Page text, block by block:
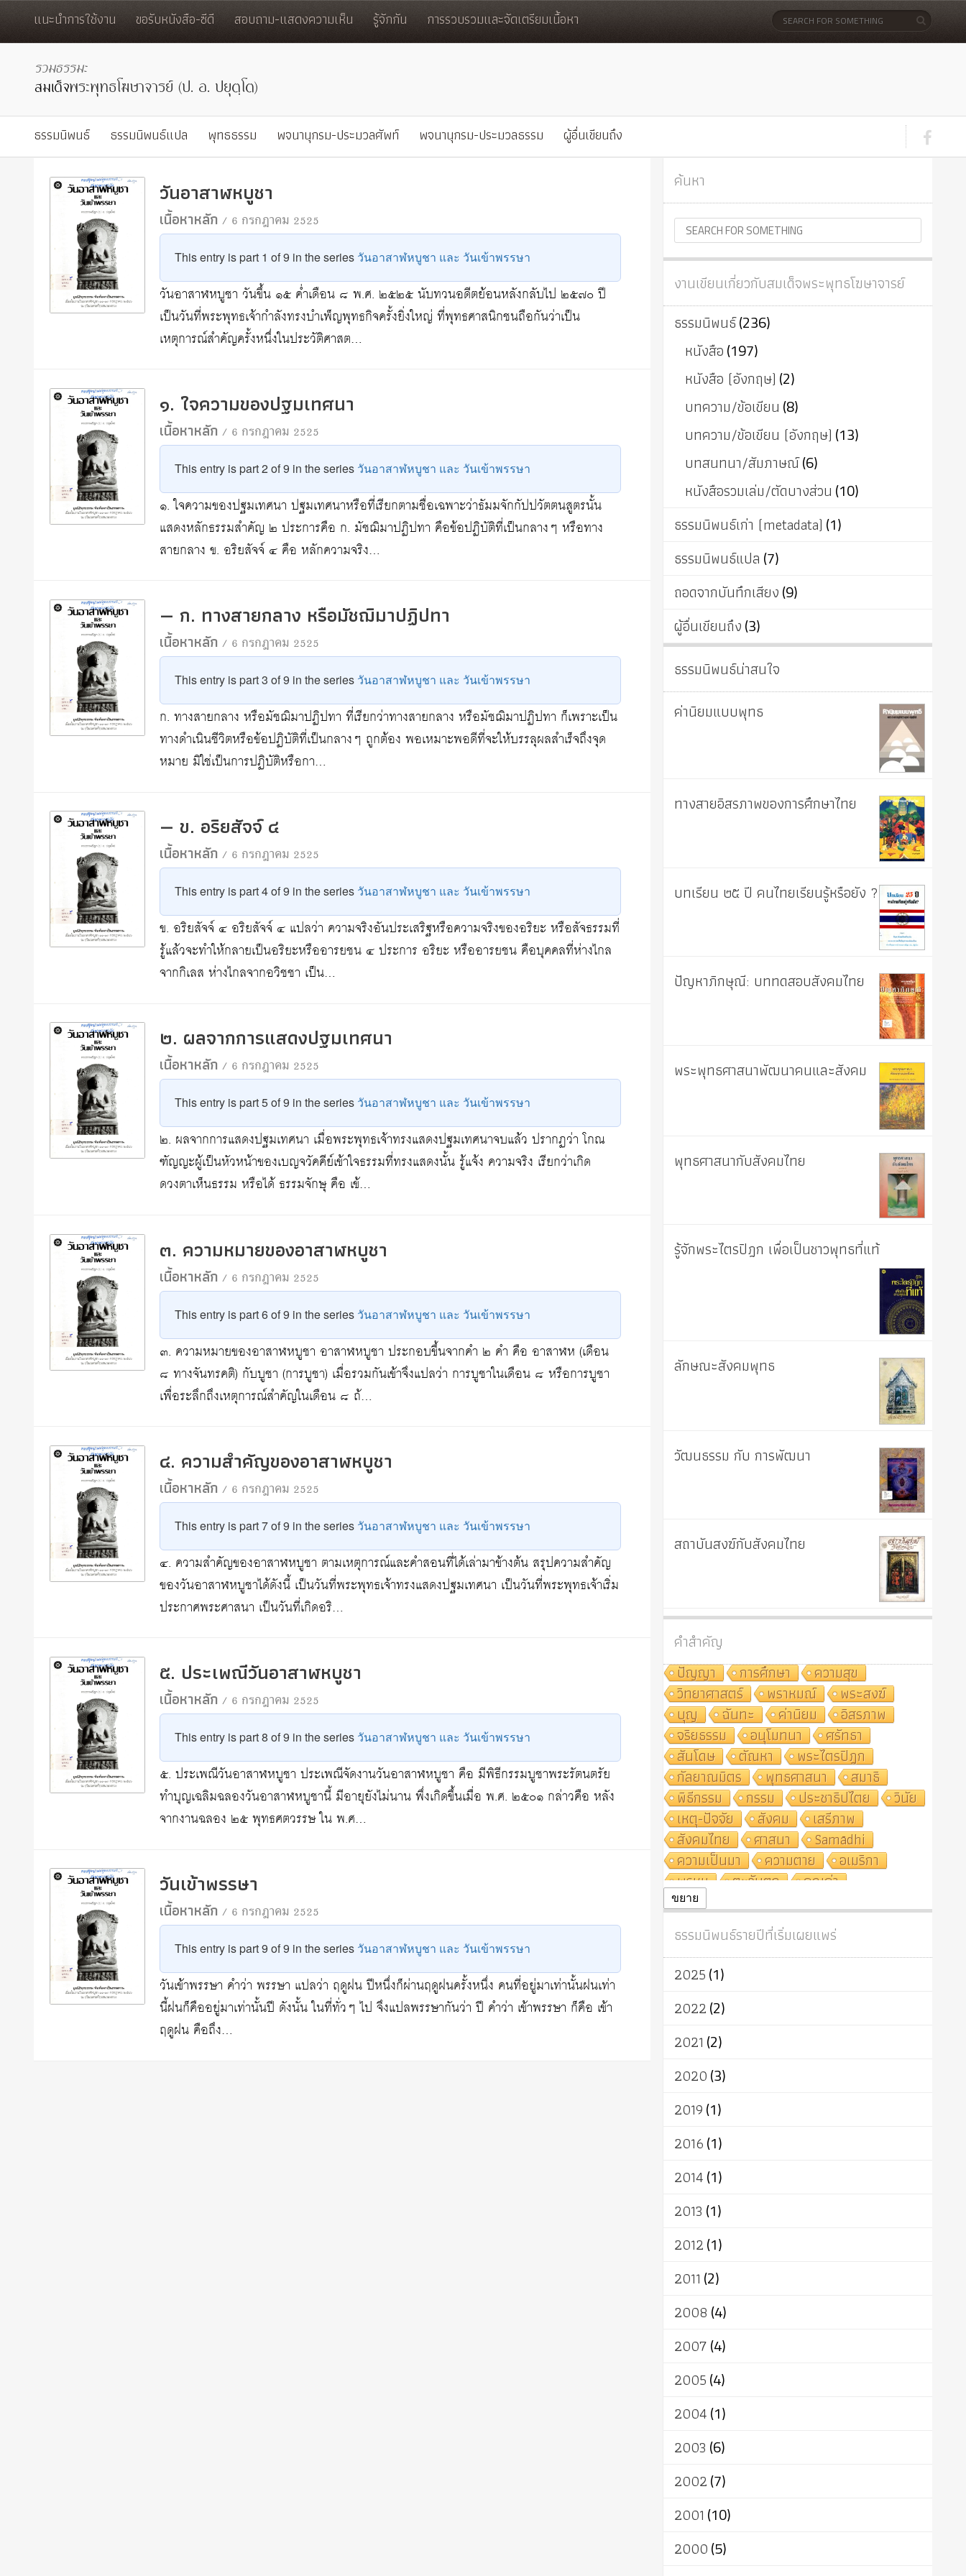
แนะนำการใช้งาน ขอรับหนังสือ-ซีดี สอบถาม-แสดงความเห็น รู้จักกัน การรวบรวมและจัดเตรียมเนื้อหา
ธรรมนิพนธ์ ธรรมนิพนธ์แปล พุทธธรรม พจนานุกรม-ประมวลศัพท์ พจนานุกรม-ประมวลธรรม ผู้อื่นเขียนถึง
วันอาสาฬหบูชา
เนื้อหาหลัก/ 6 กรกฎาคม 2525
This entry is part 1 of 9 in the series วันอาสาฬหบูชา และ วันเข้าพรรษา
วันอาสาฬหบูชา วันขึ้น ๑๕ ค่ำเดือน ๘ พ.ศ. ๒๕๒๕ นับทวนอดีตย้อนหลังกลับไป ๒๕๗๐ ปี
เป็นวันที่พระพุทธเจ้ากำลังทรงบำเพ็ญพุทธกิจครั้งยิ่งใหญ่ ที่พุทธศาสนิกชนถือกันว่าเป็น
เหตุการณ์สำคัญครั้งหนึ่งในประวัติศาสต…
๑. ใจความของปฐมเทศนา
เนื้อหาหลัก/ 6 กรกฎาคม 2525
This entry is part 2 of 9 in the series วันอาสาฬหบูชา และ วันเข้าพรรษา
๑. ใจความของปฐมเทศนา ปฐมเทศนาหรือที่เรียกตามชื่อเฉพาะว่าธัมมจักกัปปวัตตนสูตรนั้น
แสดงหลักธรรมสำคัญ ๒ ประการคือ ก. มัชฌิมาปฏิปทา คือข้อปฏิบัติที่เป็นกลางๆ หรือทาง
สายกลาง ข. อริยสัจจ์ ๔ คือ หลักความจริง…
— ก. ทางสายกลาง หรือมัชฌิมาปฏิปทา
เนื้อหาหลัก/ 6 กรกฎาคม 2525
This entry is part 3 of 9 in the series วันอาสาฬหบูชา และ วันเข้าพรรษา
ก. ทางสายกลาง หรือมัชฌิมาปฏิปทา ที่เรียกว่าทางสายกลาง หรือมัชฌิมาปฏิปทา ก็เพราะเป็น
ทางดำเนินชีวิตหรือข้อปฏิบัติที่เป็นกลางๆ ถูกต้อง พอเหมาะพอดีที่จะให้บรรลุผลสำเร็จถึงจุด
หมาย มิใช่เป็นการปฏิบัติหรือกา…
— ข. อริยสัจจ์ ๔
เนื้อหาหลัก/ 6 กรกฎาคม 2525
This entry is part 4 of 9 in the series วันอาสาฬหบูชา และ วันเข้าพรรษา
ข. อริยสัจจ์ ๔ อริยสัจจ์ ๔ แปลว่า ความจริงอันประเสริฐหรือความจริงของอริยะ หรือสัจธรรมที่
รู้แล้วจะทำให้กลายเป็นอริยะหรืออารยชน ๔ ประการ อริยะ หรืออารยชน คือบุคคลที่ห่างไกล
จากกิเลส ห่างไกลจากอวิชชา เป็น…
๒. ผลจากการแสดงปฐมเทศนา
เนื้อหาหลัก/ 6 กรกฎาคม 2525
This entry is part 5 of 9 in the series วันอาสาฬหบูชา และ วันเข้าพรรษา
๒. ผลจากการแสดงปฐมเทศนา เมื่อพระพุทธเจ้าทรงแสดงปฐมเทศนาจบแล้ว ปรากฏว่า โกณ
ฑัญญะผู้เป็นหัวหน้าของเบญจวัคคีย์เข้าใจธรรมที่ทรงแสดงนั้น รู้แจ้ง ความจริง เรียกว่าเกิด
ดวงตาเห็นธรรม หรือได้ ธรรมจักษุ คือ เข้…
๓. ความหมายของอาสาฬหบูชา
เนื้อหาหลัก/ 6 กรกฎาคม 2525
This entry is part 6 of 9 in the series วันอาสาฬหบูชา และ วันเข้าพรรษา
๓. ความหมายของอาสาฬหบูชา อาสาฬหบูชา ประกอบขึ้นจากคำ ๒ คำ คือ อาสาฬห (เดือน
๘ ทางจันทรคติ) กับบูชา (การบูชา) เมื่อรวมกันเข้าจึงแปลว่า การบูชาในเดือน ๘ หรือการบูชา
เพื่อระลึกถึงเหตุการณ์สำคัญในเดือน ๘ ถ้…
๔. ความสำคัญของอาสาฬหบูชา
เนื้อหาหลัก/ 6 กรกฎาคม 2525
This entry is part 7 of 9 in the series วันอาสาฬหบูชา และ วันเข้าพรรษา
๔. ความสำคัญของอาสาฬหบูชา ตามเหตุการณ์และคำสอนที่ได้เล่ามาข้างต้น สรุปความสำคัญ
ของวันอาสาฬหบูชาได้ดังนี้ เป็นวันที่พระพุทธเจ้าทรงแสดงปฐมเทศนา เป็นวันที่พระพุทธเจ้าเริ่ม
ประกาศพระศาสนา เป็นวันที่เกิดอริ…
๕. ประเพณีวันอาสาฬหบูชา
เนื้อหาหลัก/ 6 กรกฎาคม 2525
This entry is part 8 of 9 in the series วันอาสาฬหบูชา และ วันเข้าพรรษา
๕. ประเพณีวันอาสาฬหบูชา ประเพณีจัดงานวันอาสาฬหบูชา คือ มีพิธีกรรมบูชาพระรัตนตรัย
ทำบุญเฉลิมฉลองวันอาสาฬหบูชานี้ มีอายุยังไม่นาน พึ่งเกิดขึ้นเมื่อ พ.ศ. ๒๕๐๑ กล่าวคือ หลัง
จากงานฉลอง ๒๕ พุทธศตวรรษ ใน พ.ศ…
วันเข้าพรรษา
เนื้อหาหลัก/ 6 กรกฎาคม 2525
This entry is part 9 of 9 in the series วันอาสาฬหบูชา และ วันเข้าพรรษา
วันเข้าพรรษา คำว่า พรรษา แปลว่า ฤดูฝน ปีหนึ่งก็ผ่านฤดูฝนครั้งหนึ่ง คนที่อยู่มาเท่านั้นฝนเท่า
นี้ฝนก็คืออยู่มาเท่านั้นปี ดังนั้น ในที่ทั่วๆ ไป จึงแปลพรรษากันว่า ปี คำว่า เข้าพรรษา ก็คือ เข้า
ฤดูฝน คือถึง…
ค้นหา
งานเขียนเกี่ยวกับสมเด็จพระพุทธโฆษาจารย์
ธรรมนิพนธ์(236)
หนังสือ(197)
หนังสือ (อังกฤษ) (2)
บทความ/ข้อเขียน (8)
บทความ/ข้อเขียน (อังกฤษ) (13)
บทสนทนา/สัมภาษณ์(6)
หนังสือรวมเล่ม/ตัดบางส่วน (10)
ธรรมนิพนธ์เก่า (metadata) (1)
ธรรมนิพนธ์แปล (7)
ถอดจากบันทึกเสียง(9)
ผู้อื่นเขียนถึง(3)
ธรรมนิพนธ์น่าสนใจ
ค่านิยมแบบพุทธ
ทางสายอิสรภาพของการศึกษาไทย
บทเรียน ๒๕ ปี คนไทยเรียนรู้หรือยัง ?
ปัญหาภิกษุณี: บททดสอบสังคมไทย
พระพุทธศาสนาพัฒนาคนและสังคม
พุทธศาสนากับสังคมไทย
รู้จักพระไตรปิฎก เพื่อเป็นชาวพุทธที่แท้
ลักษณะสังคมพุทธ
วัฒนธรรม กับ การพัฒนา
สถาบันสงฆ์กับสังคมไทย
คำสำคัญ
ปัญญา
การศึกษา
ความสุข
วิทยาศาสตร์
พราหมณ์
พระสงฆ์
บุญ
ฉันทะ ค่านิยม
อิสรภาพ
จริยธรรม
อนุโมทนา
ศรัทธา
สันโดษ
ตัณหา
พระไตรปิฎก
กัลยาณมิตร
พุทธศาสนา
สมาธิ
พิธีกรรม
กรรม ประชาธิปไตย
วินัย
เหตุ-ปัจจัย
สังคม
เสรีภาพ
สังคมไทย
ศาสนา
Samādhi
ความเป็นมา
ความตาย
อเมริกา
พรหม
ตะวันตก
คุณค่า
ปฏิจจสมุปบาท
ศาสนาประจำชาติ
ผู้บริโภค
ธรรมาธิปไตย
การแยกรัฐกับศาสนา
ธรรมชาติ
เทคโนโลยี
พุทธบริษัท
วัฒนธรรม
ขยาย
ธรรมนิพนธ์รายปีที่เริ่มเผยแพร่
2025(1)
2022(2)
2021 (2)
2020(3)
2019(1)
2016(1)
2014(1)
2013 (1)
2012(1)
2011 (2)
2008 (4)
2007(4)
2005(4)
2004(1)
2003 (6)
2002(7)
2001 (10)
2000(5)